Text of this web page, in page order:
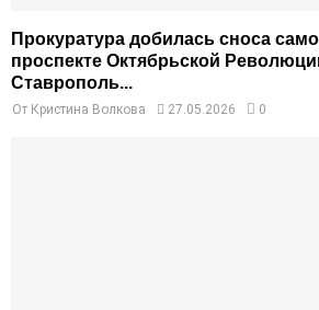
Прокуратура добилась сноса
проспекте Октябрьской
Ставрополь...
От Кристина Волкова 27.05.2026 0